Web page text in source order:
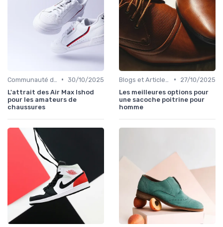
• 30/10/2025
L'attrait des Air Max Ishod
pour les amateurs de
chaussures
•
27/10/2025
Les meilleures options pour
une sacoche poitrine pour
homme